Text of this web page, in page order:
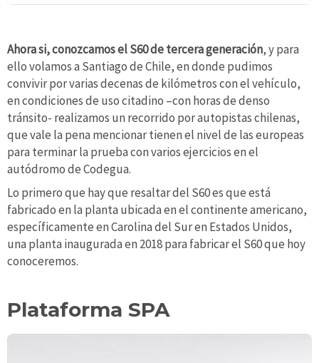
Ahora si, conozcamos el S60 de tercera generación, y para
ello volamos a Santiago de Chile, en donde pudimos
convivir por varias decenas de kilómetros con el vehículo,
en condiciones de uso citadino –con horas de denso
tránsito- realizamos un recorrido por autopistas chilenas,
que vale la pena mencionar tienen el nivel de las europeas
para terminar la prueba con varios ejercicios en el
autódromo de Codegua.
Lo primero que hay que resaltar del S60 es que está
fabricado en la planta ubicada en el continente americano,
específicamente en Carolina del Sur en Estados Unidos,
una planta inaugurada en 2018 para fabricar el S60 que hoy
conoceremos.
Plataforma SPA